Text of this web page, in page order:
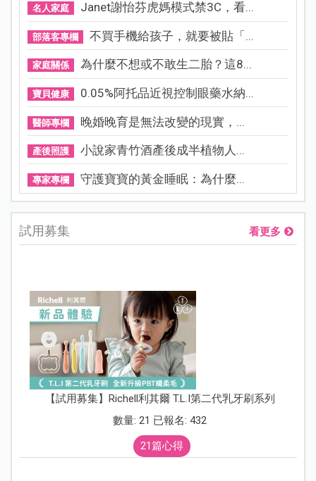
名人家庭 Janet謝怡芬虎媽模式禁3C，看...
部落客專欄 不買手機給孩子，就要被貼「...
家庭關係 為什麼不想或不敢生二胎？這8...
寶貝健康 0.05%阿托品近視控制眼藥水納...
醫師專欄 晚婚晚育是無法改變的現實，...
產後照護 小說家青竹酒產後成半植物人...
專家專欄 守護寶寶的黃金睡眠：為什麼...
試用募集 看更多
【試用募集】Richell利其爾 T.L.I第二代乳牙刷系列
數量: 21 已報名: 432
21篇心得